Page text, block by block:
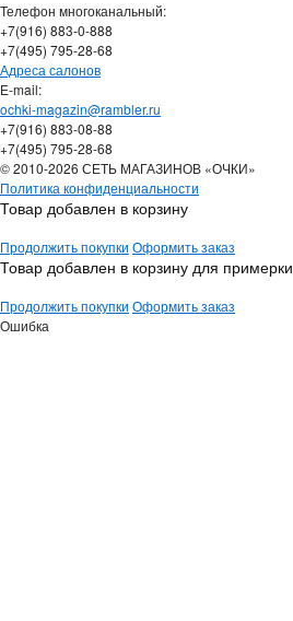
Телефон многоканальный:
+7(916) 883-0-888
+7(495) 795-28-68
Адреса салонов
Е-mail:
ochki-magazin@rambler.ru
+7(916) 883-08-88
+7(495) 795-28-68
© 2010-2026 СЕТЬ МАГАЗИНОВ «ОЧКИ»
Политика конфиденциальности
Товар добавлен в корзину
Продолжить покупки Оформить заказ
Товар добавлен в корзину для примерки
Продолжить покупки Оформить заказ
Ошибка